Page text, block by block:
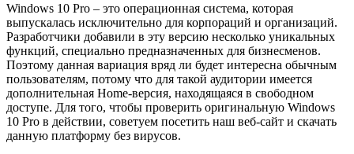
Windows 10 Pro – это операционная система, которая
выпускалась исключительно для корпораций и организаций.
Разработчики добавили в эту версию несколько уникальных
функций, специально предназначенных для бизнесменов.
Поэтому данная вариация вряд ли будет интересна обычным
пользователям, потому что для такой аудитории имеется
дополнительная Home-версия, находящаяся в свободном
доступе. Для того, чтобы проверить оригинальную Windows
10 Pro в действии, советуем посетить наш веб-сайт и скачать
данную платформу без вирусов.